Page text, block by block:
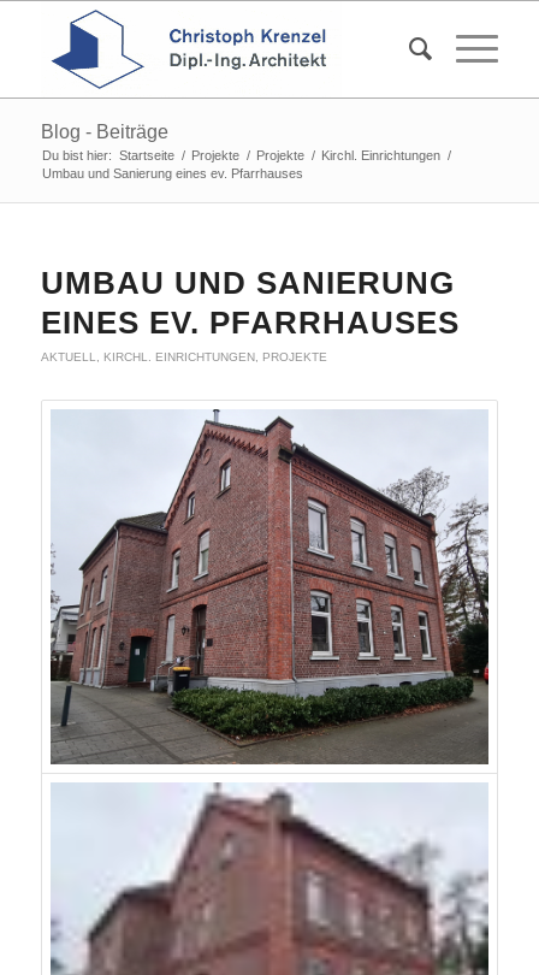
Blog - Beiträge
Du bist hier: Startseite / Projekte / Projekte / Kirchl. Einrichtungen /
Umbau und Sanierung eines ev. Pfarrhauses
UMBAU UND SANIERUNG
EINES EV. PFARRHAUSES
AKTUELL KIRCHL. EINRICHTUNGEN, PROJEKTE